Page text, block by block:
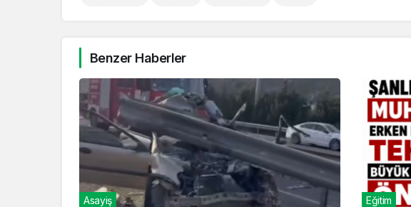
Benzer Haberler
Asayiş Eğitim